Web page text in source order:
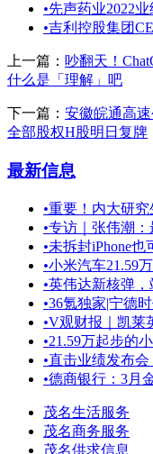
•先声药业2022
•吉利控股集团
上一篇： 吵翻天！
什么是「理解」吧
下一篇： 安徽皖通高
全部股权H股明日复牌
最新信息
•重要！内大研究
•专访｜张伟潮
•未拆封iPhone也
•小米汽车21.59
•英伟达新核弹
•36氪独家|宁德
•V观财报｜凯莱
•21.59万起步的
•直击业绩发布
•德商银行：3月
茂名生活服务
茂名商务服务
茂名供求信息